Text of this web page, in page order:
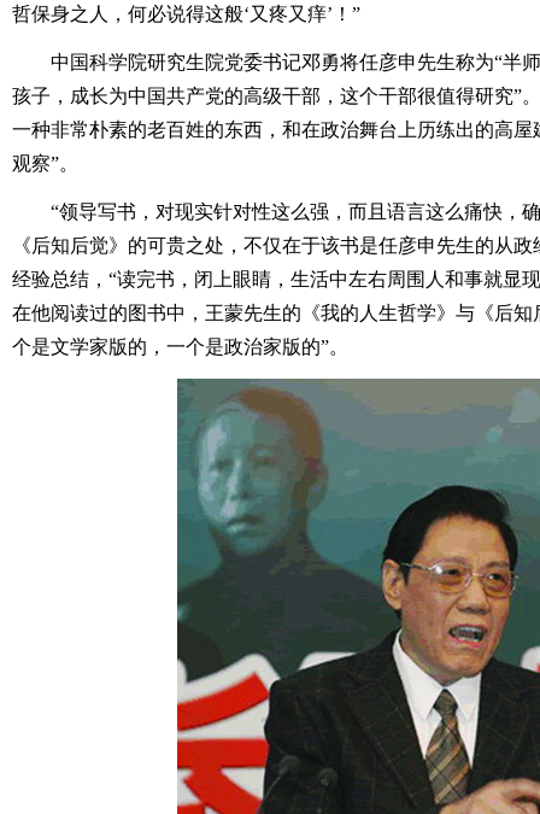
哲保身之人，何必说得这般‘又疼又痒’！”
中国科学院研究生院党委书记邓勇将任彦申先生称为“半
孩子，成长为中国共产党的高级干部，这个干部很值得研究”
一种非常朴素的老百姓的东西，和在政治舞台上历练出的高
观察”。
“领导写书，对现实针对性这么强，而且语言这么痛快，
《后知后觉》的可贵之处，不仅在于该书是任彦申先生的从
经验总结，“读完书，闭上眼睛，生活中左右周围人和事就显
在他阅读过的图书中，王蒙先生的《我的人生哲学》与《后
个是文学家版的，一个是政治家版的”。